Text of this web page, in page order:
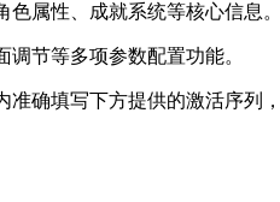
属性、成就系统等核心信息。
节等多项参数配置功能。
确填写下方提供的激活序列